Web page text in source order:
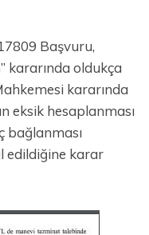
Başvuru,
kararında oldukça
kararında
eksik hesaplanması
bağlanması
edildiğine karar